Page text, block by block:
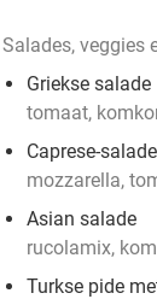
Salades, veggies
Griekse salade
tomaat,
Caprese-salade
mozzarella,
Asian salade
rucolamix,
Turkse pide